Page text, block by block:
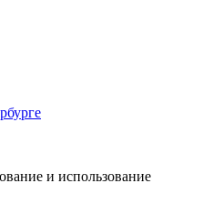
и использование